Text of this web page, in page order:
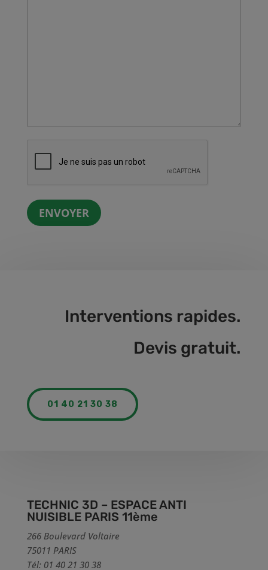
Interventions rapides.
Devis gratuit.
01 40 21 30 38
TECHNIC 3D – ESPACE ANTI
NUISIBLE PARIS 11ème
266 Boulevard Voltaire
75011 PARIS
Tél: 01 40 21 30 38